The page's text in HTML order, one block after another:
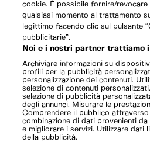
cookie. È possibile fornire/
qualsiasi momento al trattamento
legittimo facendo clic sul pulsante
pubblicitarie”.
Noi e i nostri partner trattiamo
Archiviare informazioni su
profili per la pubblicità
personalizzazione dei contenuti.
selezione di contenuti
selezione di pubblicità
degli annunci. Misurare le
Comprendere il pubblico
combinazione di dati provenienti
e migliorare i servizi. Utilizzare dati
della pubblicità.